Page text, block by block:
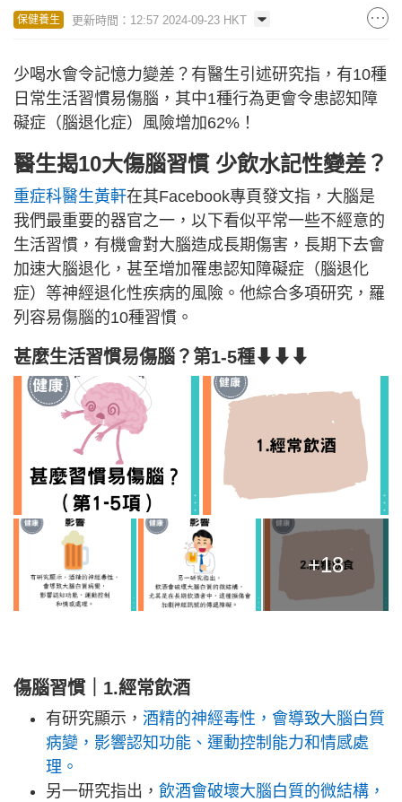
保健養生 更新時間：12:57 2024-09-23 HKT
少喝水會令記憶力變差？有醫生引述研究指，有10種
日常生活習慣易傷腦，其中1種行為更會令患認知障
礙症（腦退化症）風險增加62%！
醫生揭10大傷腦習慣 少飲水記性變差？
重症科醫生黃軒在其Facebook專頁發文指，大腦是
我們最重要的器官之一，以下看似平常一些不經意的
生活習慣，有機會對大腦造成長期傷害，長期下去會
加速大腦退化，甚至增加罹患認知障礙症（腦退化
症）等神經退化性疾病的風險。他綜合多項研究，羅
列容易傷腦的10種習慣。
甚麼生活習慣易傷腦？第1-5種⬇⬇⬇
+18
傷腦習慣｜1.經常飲酒
有研究顯示， 酒精的神經毒性，會導致大腦白質
病變，影響認知功能、運動控制能力和情感處
理。
另一研究指出， 飲酒會破壞大腦白質的微結構，